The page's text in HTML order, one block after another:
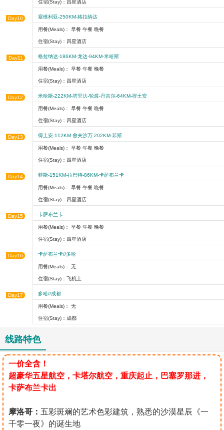
住宿(Stay)：四星酒店
Day10 塞维利亚-250KM-格拉纳达
用餐(Meals)： 早餐 午餐 晚餐
住宿(Stay)：四星酒店
Day11 格拉纳达-186KM-龙达-94KM-米哈斯
用餐(Meals)： 早餐 午餐 晚餐
住宿(Stay)：四星酒店
Day12 米哈斯-222KM-塔里法-轮渡-丹吉尔-64KM-得土安
用餐(Meals)： 早餐 午餐 晚餐
住宿(Stay)：四星酒店
Day13 得土安-112KM-舍夫沙万-202KM-菲斯
用餐(Meals)： 早餐 午餐 晚餐
住宿(Stay)：四星酒店
Day14 菲斯-151KM-拉巴特-86KM-卡萨布兰卡
用餐(Meals)： 早餐 午餐 晚餐
住宿(Stay)：四星酒店
Day15 卡萨布兰卡
用餐(Meals)： 早餐 午餐 晚餐
住宿(Stay)：四星酒店
Day16 卡萨布兰卡//多哈
用餐(Meals)： 无
住宿(Stay)：飞机上
Day17 多哈//成都
用餐(Meals)： 无
住宿(Stay)：成都
线路特色
一价全含！
超豪华五星航空，卡塔尔航空，重庆起止，巴塞罗那进，
卡萨布兰卡出
摩洛哥： 五彩斑斓的艺术色彩建筑，熟悉的沙漠星辰《一
千零一夜》的诞生地